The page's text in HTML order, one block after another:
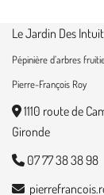
Le Jardin Des
Pépinière d’arbres
Pierre-François Roy
1110 route de
Gironde
07 77 38 38 98